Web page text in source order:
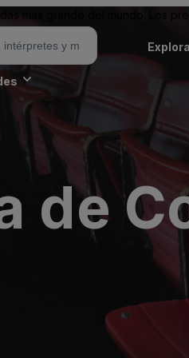
más grande del mundo. Los
de